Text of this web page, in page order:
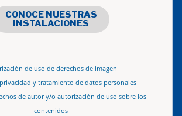
CONOCE NUESTRAS
INSTALACIONES
de uso de derechos de imagen
y tratamiento de datos personales
de autor y/o autorización de uso sobre los
contenidos